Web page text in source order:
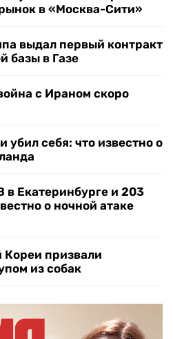
в «Москва-Сити»
выдал первый контракт
базы в Газе
с Ираном скоро
убил себя: что известно о
в Екатеринбурге и 203
о ночной атаке
призвали
из собак